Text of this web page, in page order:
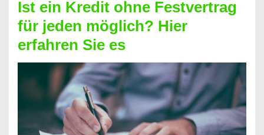
Prepaid
ist
nicht
nur
für
Handy
möglich!
Ist ein Kredit ohne Festvertrag
für jeden möglich? Hier
erfahren Sie es